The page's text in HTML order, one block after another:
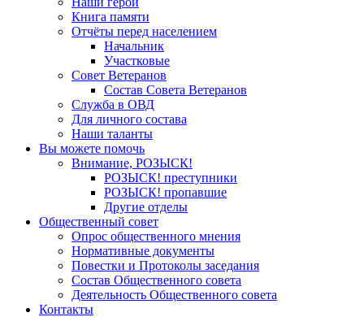
Книга памяти
Отчёты перед населением
Начальник
Участковые
Совет Ветеранов
Состав Совета Ветеранов
Служба в ОВД
Для личного состава
Наши таланты
Вы можете помочь
Внимание, РОЗЫСК!
РОЗЫСК! преступники
РОЗЫСК! пропавшие
Другие отделы
Общественный совет
Опрос общественного мнения
Нормативные документы
Повестки и Протоколы заседания
Состав Общественного совета
Деятельность Общественного совета
Контакты